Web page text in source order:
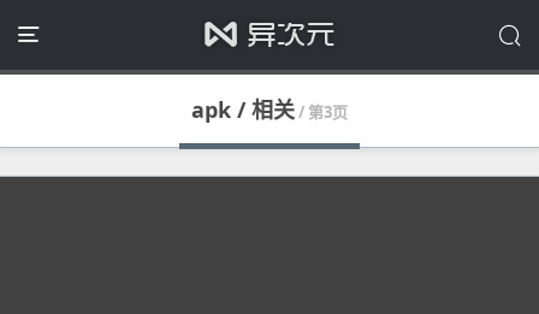
apk / 相关/ 第3页